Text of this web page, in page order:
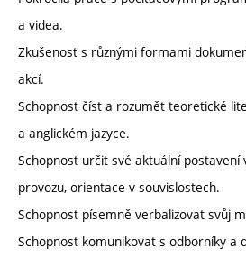
a videa.
Zkušenost s různými formami
akcí.
Schopnost číst a rozumět teoretické
a anglickém jazyce.
Schopnost určit své aktuální
provozu, orientace v souvislostech.
Schopnost písemně verbalizovat svůj
Schopnost komunikovat s odborníky a